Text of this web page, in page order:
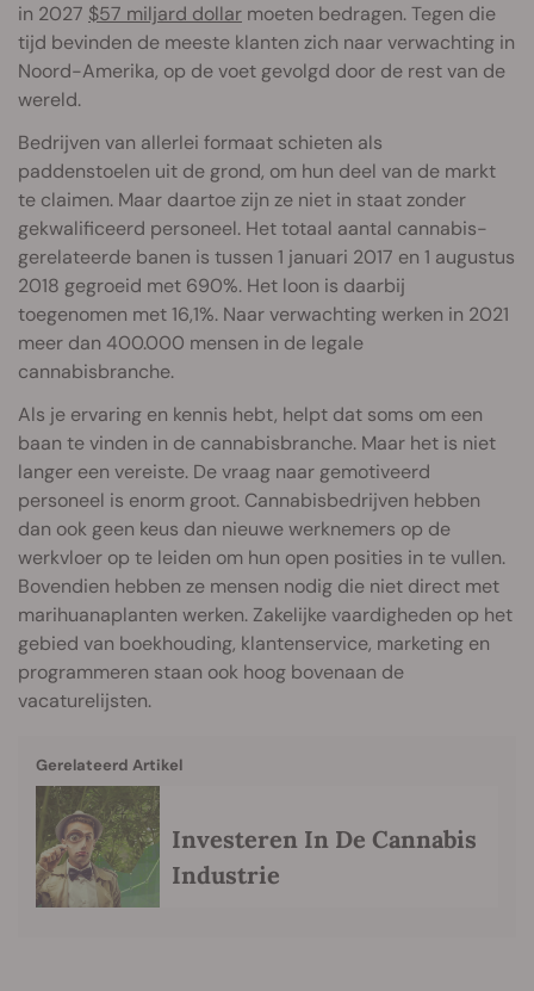
in 2027 $57 miljard dollar moeten bedragen. Tegen die
tijd bevinden de meeste klanten zich naar verwachting in
Noord-Amerika, op de voet gevolgd door de rest van de
wereld.
Bedrijven van allerlei formaat schieten als
paddenstoelen uit de grond, om hun deel van de markt
te claimen. Maar daartoe zijn ze niet in staat zonder
gekwalificeerd personeel. Het totaal aantal cannabis-
gerelateerde banen is tussen 1 januari 2017 en 1 augustus
2018 gegroeid met 690%. Het loon is daarbij
toegenomen met 16,1%. Naar verwachting werken in 2021
meer dan 400.000 mensen in de legale
cannabisbranche.
Als je ervaring en kennis hebt, helpt dat soms om een
baan te vinden in de cannabisbranche. Maar het is niet
langer een vereiste. De vraag naar gemotiveerd
personeel is enorm groot. Cannabisbedrijven hebben
dan ook geen keus dan nieuwe werknemers op de
werkvloer op te leiden om hun open posities in te vullen.
Bovendien hebben ze mensen nodig die niet direct met
marihuanaplanten werken. Zakelijke vaardigheden op het
gebied van boekhouding, klantenservice, marketing en
programmeren staan ook hoog bovenaan de
vacaturelijsten.
Gerelateerd Artikel
Investeren In De Cannabis
Industrie